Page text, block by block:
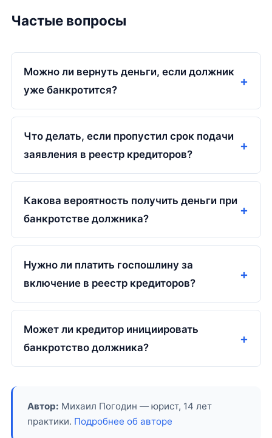
Частые вопросы
Можно ли вернуть деньги, если должник
уже банкротится?
Что делать, если пропустил срок подачи
заявления в реестр кредиторов?
Какова вероятность получить деньги при
банкротстве должника?
Нужно ли платить госпошлину за
включение в реестр кредиторов?
Может ли кредитор инициировать
банкротство должника?
Автор: Михаил Погодин — юрист, 14 лет
практики. Подробнее об авторе